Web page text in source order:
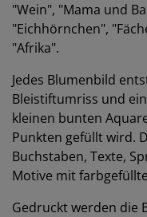
"Wein", "Mama und
"Eichhörnchen",
"Afrika".
Jedes Blumenbild
Bleistiftumriss und
kleinen bunten
Punkten gefüllt wird.
Buchstaben, Texte,
Motive mit
Gedruckt werden die